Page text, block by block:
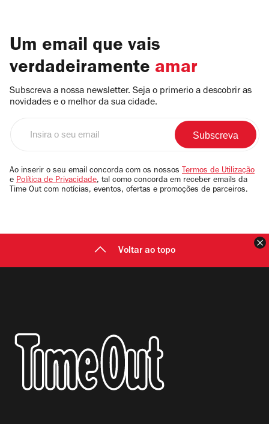
Um email que vais
verdadeiramente amar
Subscreva a nossa newsletter. Seja o primerio a descobrir as
novidades e o melhor da sua cidade.
email
Ao inserir o seu email concorda com os nossos Termos de Utilização
e Política de Privacidade, tal como concorda em receber emails da
Time Out com notícias, eventos, ofertas e promoções de parceiros.
Voltar ao topo